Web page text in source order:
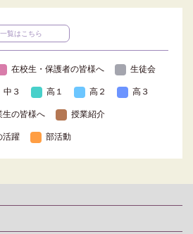
一覧はこちら
在校生・保護者の皆様へ 生徒会
中３ 高１ 高２ 高３
生の皆様へ 授業紹介
活躍 部活動